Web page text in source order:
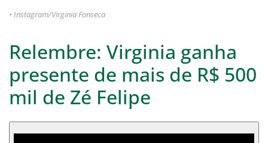
• Instagram/Virginia Fonseca
Relembre: Virginia ganha
presente de mais de R$ 500
mil de Zé Felipe